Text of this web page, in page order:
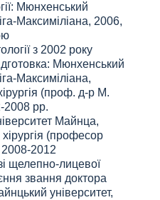
Мюнхенський
Максиміліана, 2006,
з 2002 року
Мюнхенський
Максиміліана,
(проф. д-р М.
2008 рр.
Майнца,
(професор
2012
щелепно-лицевої
звання доктора
університет,